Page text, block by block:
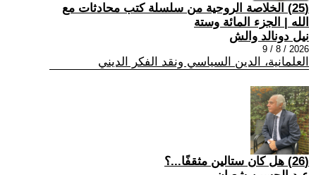
(25) الخلاصة الروحية من سلسلة كتب محادثات مع
الله | الجزء المائة وستة
نيل دونالد والش
2026 / 8 / 9
العلمانية، الدين السياسي ونقد الفكر الديني
(26) هل كان ستالين مثقفًا...؟